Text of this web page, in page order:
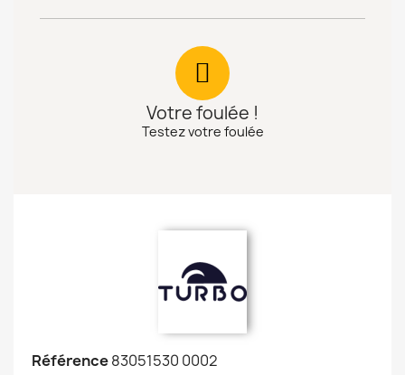
Votre foulée !
Testez votre foulée
Référence83051530 0002